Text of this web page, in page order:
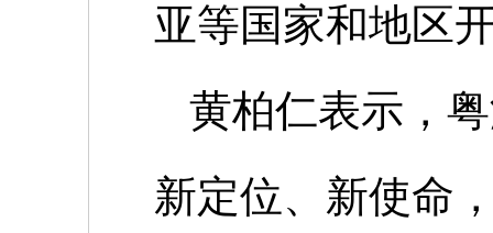
亚等国家和地区
黄柏仁表示，
新定位、新使命